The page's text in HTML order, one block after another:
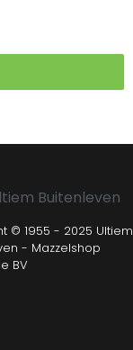
© 1955 - 2025 Ultiem
- Mazzelshop
BV